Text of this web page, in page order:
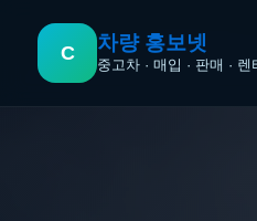
C 차량 홍보넷
중고차 · 매입 · 판매 ·